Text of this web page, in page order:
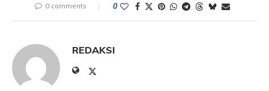
0 comments 0
REDAKSI